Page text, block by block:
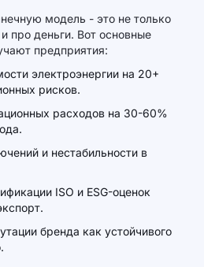
модель - это не только
про деньги. Вот основные
предприятия:
электроэнергии на 20+
рисков.
расходов на 30-60%
и нестабильности в
ISO и ESG-оценок
бренда как устойчивого